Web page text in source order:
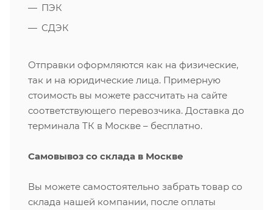
ПЭК
СДЭК
Отправки оформляются как на физические,
так и на юридические лица. Примерную
стоимость вы можете рассчитать на сайте
соответствующего перевозчика. Доставка до
терминала ТК в Москве – бесплатно.
Самовывоз со склада в Москве
Вы можете самостоятельно забрать товар со
склада нашей компании, после оплаты